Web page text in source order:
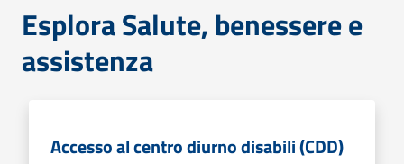
Esplora Salute, benessere e
assistenza
Accesso al centro diurno disabili (CDD)